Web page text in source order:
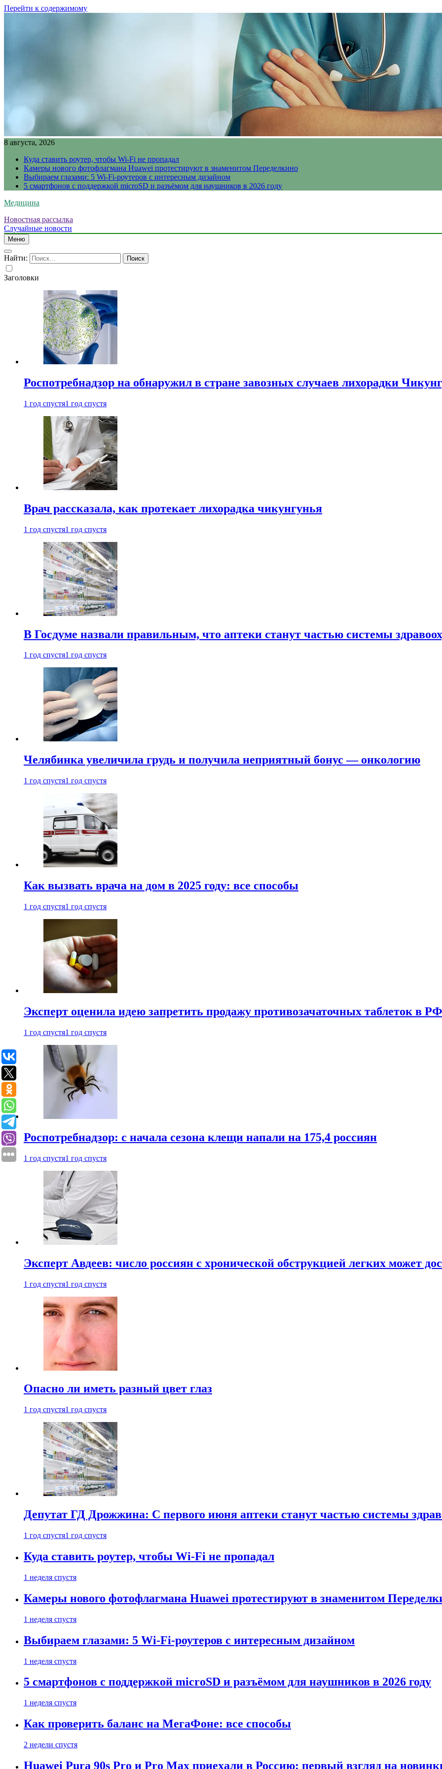
Перейти к содержимому
8 августа, 2026
Куда ставить роутер, чтобы Wi-Fi не пропадал
Камеры нового фотофлагмана Huawei протестируют в знаменитом Переделкино
Выбираем глазами: 5 Wi-Fi-роутеров с интересным дизайном
5 смартфонов с поддержкой microSD и разъёмом для наушников в 2026 году
Медицина
Новостная рассылка
Случайные новости
Меню
Найти:
Заголовки
Роспотребнадзор на обнаружил в стране завозных случаев лихорадки
1 год спустя1 год спустя
Врач рассказала, как протекает лихорадка чикунгунья
1 год спустя1 год спустя
В Госдуме назвали правильным, что аптеки станут частью системы
1 год спустя1 год спустя
Челябинка увеличила грудь и получила неприятный бонус — онкологию
1 год спустя1 год спустя
Как вызвать врача на дом в 2025 году: все способы
1 год спустя1 год спустя
Эксперт оценила идею запретить продажу противозачаточных таблеток в РФ
1 год спустя1 год спустя
Роспотребнадзор: с начала сезона клещи напали на 175,4 россиян
1 год спустя1 год спустя
Эксперт Авдеев: число россиян с хронической обструкцией легких может
1 год спустя1 год спустя
Опасно ли иметь разный цвет глаз
1 год спустя1 год спустя
Депутат ГД Дрожжина: С первого июня аптеки станут частью системы
1 год спустя1 год спустя
Куда ставить роутер, чтобы Wi-Fi не пропадал
1 неделя спустя
Камеры нового фотофлагмана Huawei протестируют в знаменитом
1 неделя спустя
Выбираем глазами: 5 Wi-Fi-роутеров с интересным дизайном
1 неделя спустя
5 смартфонов с поддержкой microSD и разъёмом для наушников в 2026 году
1 неделя спустя
Как проверить баланс на МегаФоне: все способы
2 недели спустя
Huawei Pura 90s Pro и Pro Max приехали в Россию: первый взгляд на